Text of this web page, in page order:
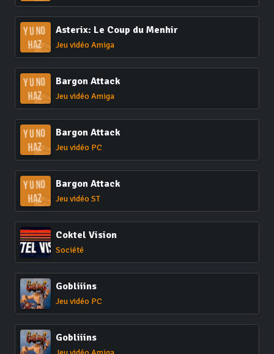
Asterix: Le Coup du Menhir
Jeu vidéo Amiga
Bargon Attack
Jeu vidéo Amiga
Bargon Attack
Jeu vidéo PC
Bargon Attack
Jeu vidéo ST
Coktel Vision
Société
Gobliiins
Jeu vidéo PC
Gobliiins